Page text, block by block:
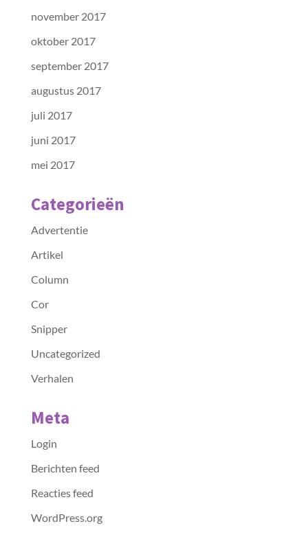
november 2017
oktober 2017
september 2017
augustus 2017
juli 2017
juni 2017
mei 2017
Categorieën
Advertentie
Artikel
Column
Cor
Snipper
Uncategorized
Verhalen
Meta
Login
Berichten feed
Reacties feed
WordPress.org